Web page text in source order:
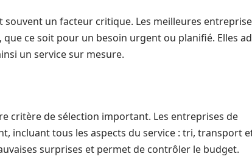
souvent un facteur critique. Les meilleures
ce soit pour un besoin urgent ou planifié. Elles
un service sur mesure.
critère de sélection important. Les entreprises de
incluant tous les aspects du service : tri, transport
surprises et permet de contrôler le budget.